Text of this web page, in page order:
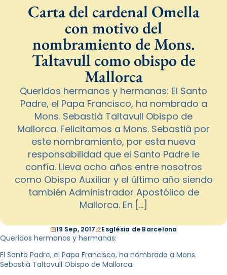
Carta del cardenal Omella
con motivo del
nombramiento de Mons.
Taltavull como obispo de
Mallorca
Queridos hermanos y hermanas: El Santo
Padre, el Papa Francisco, ha nombrado a
Mons. Sebastià Taltavull Obispo de
Mallorca. Felicitamos a Mons. Sebastià por
este nombramiento, por esta nueva
responsabilidad que el Santo Padre le
confía. Lleva ocho años entre nosotros
como Obispo Auxiliar y el último año siendo
también Administrador Apostólico de
Mallorca. En […]
19 Sep, 2017 Església de Barcelona
Queridos hermanos y hermanas:
El Santo Padre, el Papa Francisco, ha nombrado a Mons.
Sebastià Taltavull Obispo de Mallorca.